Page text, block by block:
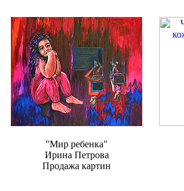
"Мир ребенка"
Ирина Петрова
Продажа картин